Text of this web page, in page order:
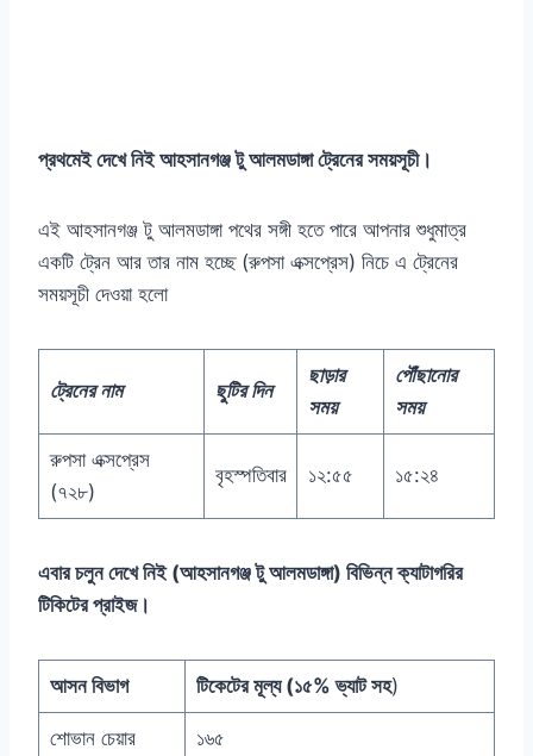
প্রথমেই দেখে নিই আহসানগঞ্জ টু আলমডাঙ্গা ট্রেনের সময়সূচী।
এই আহসানগঞ্জ টু আলমডাঙ্গা পথের সঙ্গী হতে পারে আপনার শুধুমাত্র
একটি ট্রেন আর তার নাম হচ্ছে (রুপসা এক্সপ্রেস) নিচে এ ট্রেনের
সময়সূচী দেওয়া হলো
ট্রেনের নাম ছুটির দিন
ছাড়ার
সময়
পৌঁছানোর
সময়
রুপসা এক্সপ্রেস
(৭২৮)
বৃহস্পতিবার ১২:৫৫ ১৫:২৪
এবার চলুন দেখে নিই (আহসানগঞ্জ টু আলমডাঙ্গা) বিভিন্ন ক্যাটাগরির
টিকিটের প্রাইজ।
আসন বিভাগ টিকেটের মূল্য (১৫% ভ্যাট সহ)
শোভান চেয়ার ১৬৫